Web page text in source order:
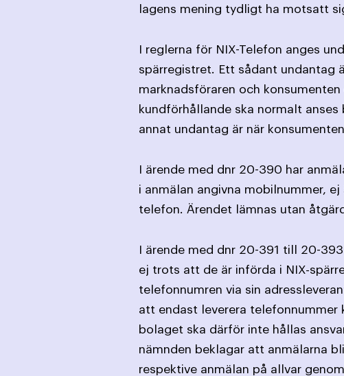
lagens mening tydligt ha motsatt
I reglerna för NIX-Telefon anges
spärregistret. Ett sådant undantag
marknads­föraren och
kund­förhållande ska normalt
annat undantag är när
I ärende med dnr 20-390 har
i anmälan angivna mobilnummer,
telefon. Ärendet lämnas utan
I ärende med dnr 20-391 till 20-
ej trots att de är införda i NIX-
telefonnumren via sin
att endast leverera
bolaget ska därför inte hållas
nämnden beklagar att anmälarna
respektive anmälan på allvar